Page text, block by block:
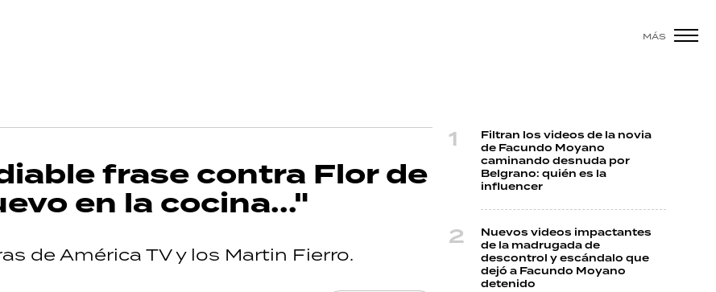
MÁS
frase contra Flor de
en la cocina..."
de América TV y los Martin Fierro.
Filtran los videos de la novia
de Facundo Moyano
caminando desnuda por
Belgrano: quién es la
influencer
Nuevos videos impactantes
de la madrugada de
descontrol y escándalo que
dejó a Facundo Moyano
detenido